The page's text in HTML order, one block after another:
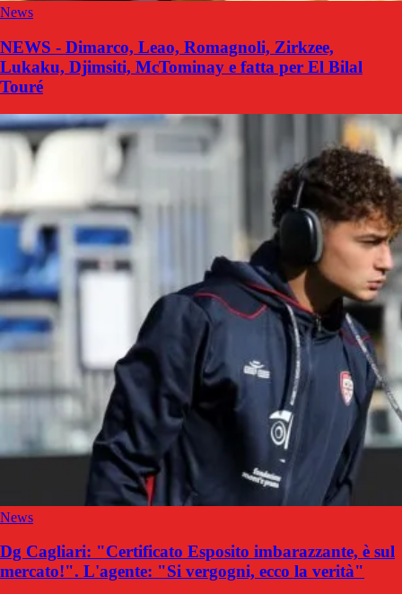
News
NEWS - Dimarco, Leao, Romagnoli, Zirkzee,
Lukaku, Djimsiti, McTominay e fatta per El Bilal
Touré
News
Dg Cagliari: "Certificato Esposito imbarazzante, è sul
mercato!". L'agente: "Si vergogni, ecco la verità"